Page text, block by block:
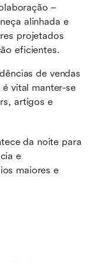
–
alinhada e
projetados
eficientes.
de vendas
vital manter-se
artigos e
da noite para
e
maiores e